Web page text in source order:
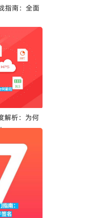
指南：全面
解析：为何